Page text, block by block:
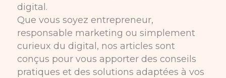
digital.
Que vous soyez entrepreneur,
responsable marketing ou simplement
curieux du digital, nos articles sont
conçus pour vous apporter des conseils
pratiques et des solutions adaptées à vos